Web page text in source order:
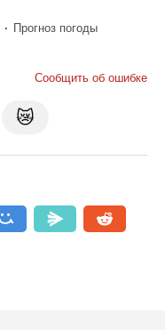
Прогноз погоды
Сообщить об ошибке
😿